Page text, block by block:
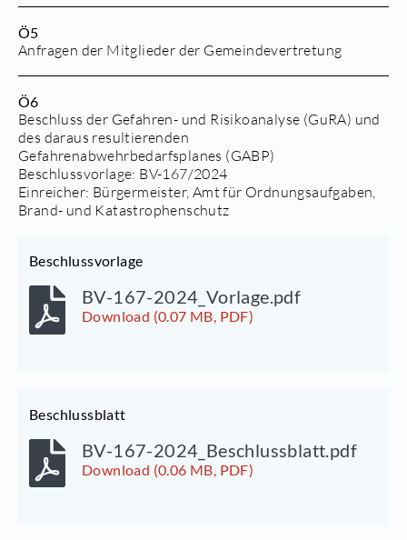
Ö5
Anfragen der Mitglieder der Gemeindevertretung
Ö6
Beschluss der Gefahren- und Risikoanalyse (GuRA) und
des daraus resultierenden
Gefahrenabwehrbedarfsplanes (GABP)
Beschlussvorlage: BV-167/2024
Einreicher: Bürgermeister, Amt für Ordnungsaufgaben,
Brand- und Katastrophenschutz
Beschlussvorlage
BV-167-2024_Vorlage.pdf
Download (0.07 MB, PDF)
Beschlussblatt
BV-167-2024_Beschlussblatt.pdf
Download (0.06 MB, PDF)